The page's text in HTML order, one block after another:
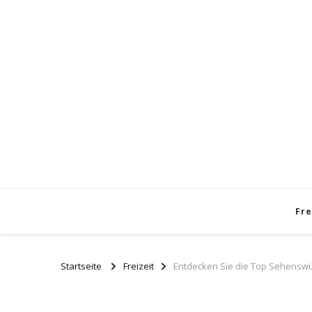
Startseite Freizeit Entdecken Sie die Top